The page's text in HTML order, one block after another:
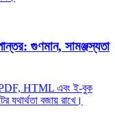
গুণমান, সামঞ্জস্যতা
PDF, HTML এবং ই‑বুক
বজায় রাখে।